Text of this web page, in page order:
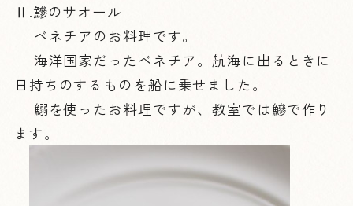
Ⅱ.鰺のサオール
ベネチアのお料理です。
海洋国家だったベネチア。航海に出るときに
日持ちのするものを船に乗せました。
鰯を使ったお料理ですが、教室では鰺で作り
ます。